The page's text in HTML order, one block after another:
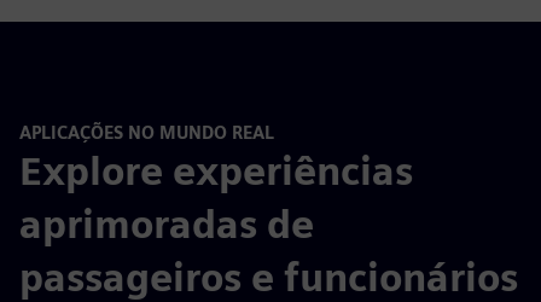
APLICAÇÕES NO MUNDO REAL
Explore experiências
aprimoradas de
passageiros e funcionários